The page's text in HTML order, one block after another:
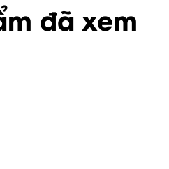
đã xem